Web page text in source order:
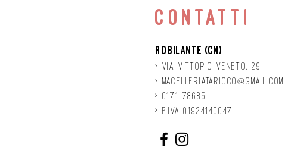
contatti
Robilante (CN)
> Via Vittorio veneto, 29
> macelleriataricco@gmail.com
> 0171 78685
> P.IVA 01924140047